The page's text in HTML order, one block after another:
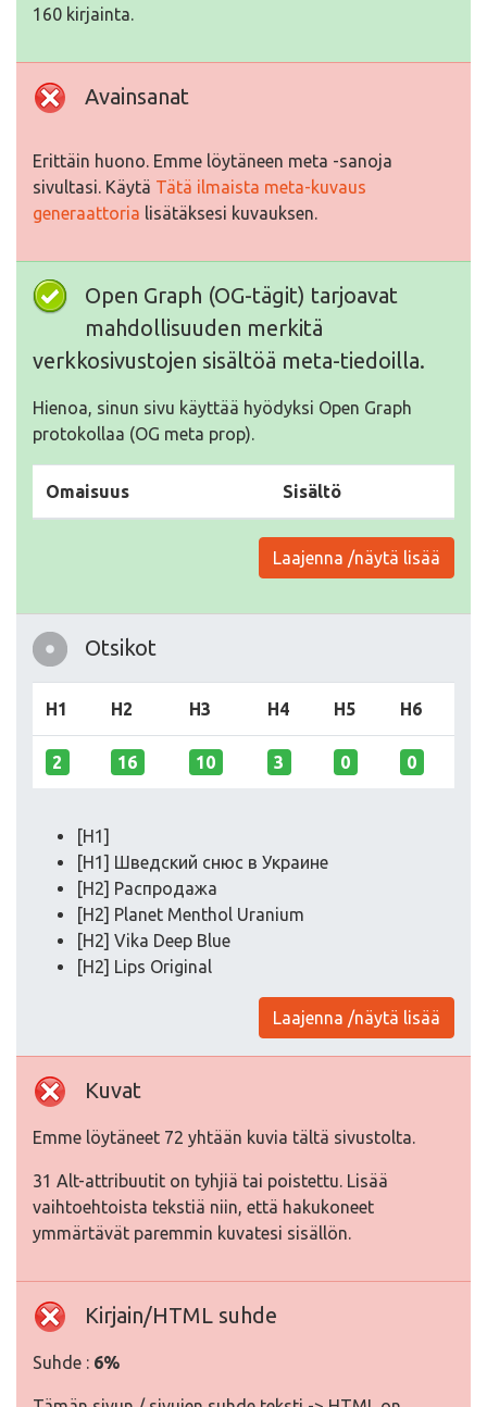
160 kirjainta.
Avainsanat
Erittäin huono. Emme löytäneen meta -sanoja
sivultasi. Käytä Tätä ilmaista meta-kuvaus
generaattoria lisätäksesi kuvauksen.
Open Graph (OG-tägit) tarjoavat
mahdollisuuden merkitä
verkkosivustojen sisältöä meta-tiedoilla.
Hienoa, sinun sivu käyttää hyödyksi Open Graph
protokollaa (OG meta prop).
Omaisuus Sisältö
Laajenna /näytä lisää
Otsikot
H1 H2 H3 H4 H5 H6
2 16 10 3 0 0
[H1]
[H1] Шведский снюс в Украине
[H2] Распродажа
[H2] Planet Menthol Uranium
[H2] Vika Deep Blue
[H2] Lips Original
Laajenna /näytä lisää
Kuvat
Emme löytäneet 72 yhtään kuvia tältä sivustolta.
31 Alt-attribuutit on tyhjiä tai poistettu. Lisää
vaihtoehtoista tekstiä niin, että hakukoneet
ymmärtävät paremmin kuvatesi sisällön.
Kirjain/HTML suhde
Suhde : 6%